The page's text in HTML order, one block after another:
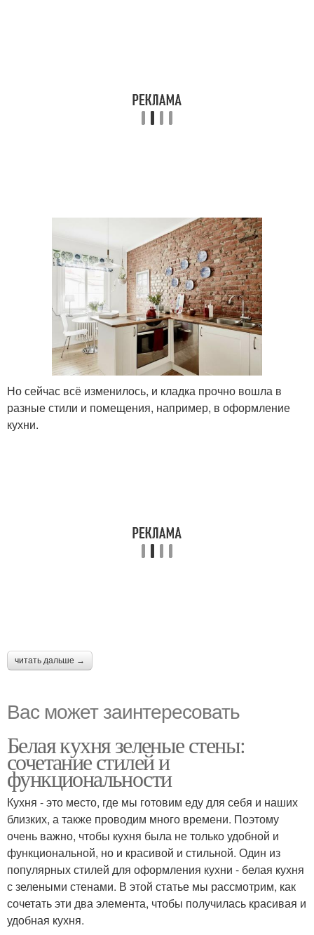
Но сейчас всё изменилось, и кладка прочно вошла в
разные стили и помещения, например, в оформление
кухни.
читать дальше →
Вас может заинтересовать
Белая кухня зеленые стены:
сочетание стилей и
функциональности
Кухня - это место, где мы готовим еду для себя и наших
близких, а также проводим много времени. Поэтому
очень важно, чтобы кухня была не только удобной и
функциональной, но и красивой и стильной. Один из
популярных стилей для оформления кухни - белая кухня
с зелеными стенами. В этой статье мы рассмотрим, как
сочетать эти два элемента, чтобы получилась красивая и
удобная кухня.